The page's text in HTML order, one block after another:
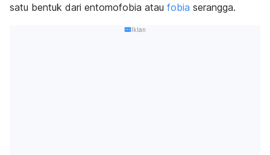
satu bentuk dari entomofobia atau fobia serangga.
Iklan